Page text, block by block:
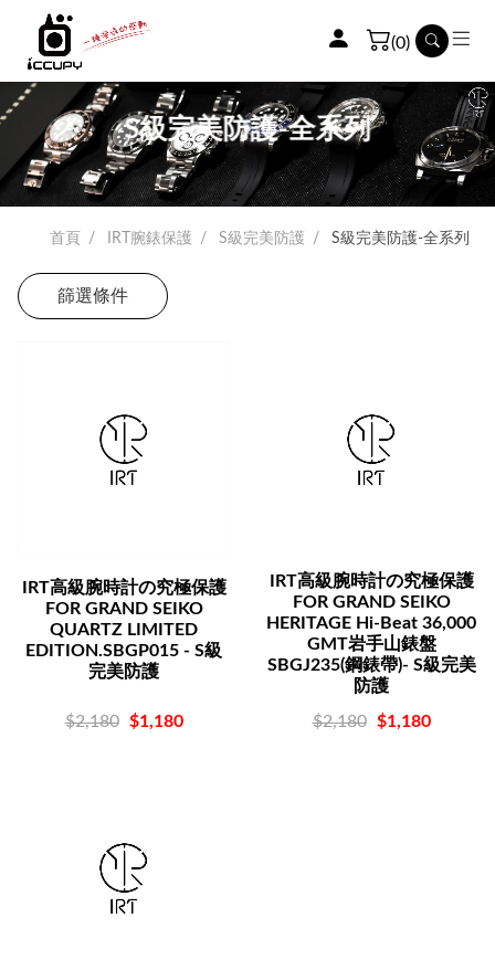
(0)
S級完美防護-全系列
首頁 IRT腕錶保護 S級完美防護 S級完美防護-全系列
篩選條件
IRT高級腕時計の究極保護
FOR GRAND SEIKO
QUARTZ LIMITED
EDITION.SBGP015 - S級
完美防護
$2,180 $1,180
IRT高級腕時計の究極保護
FOR GRAND SEIKO
HERITAGE Hi-Beat 36,000
GMT岩手山錶盤
SBGJ235(鋼錶帶)- S級完美
防護
$2,180 $1,180